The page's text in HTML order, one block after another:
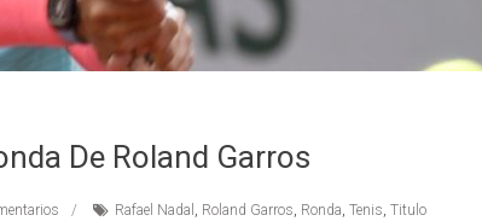
De Roland Garros
Rafael Nadal , Roland Garros, Ronda, Tenis, Titulo